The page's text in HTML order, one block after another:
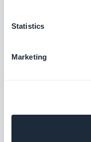
Statistics
Marketing
(Du
Med
for at
Med